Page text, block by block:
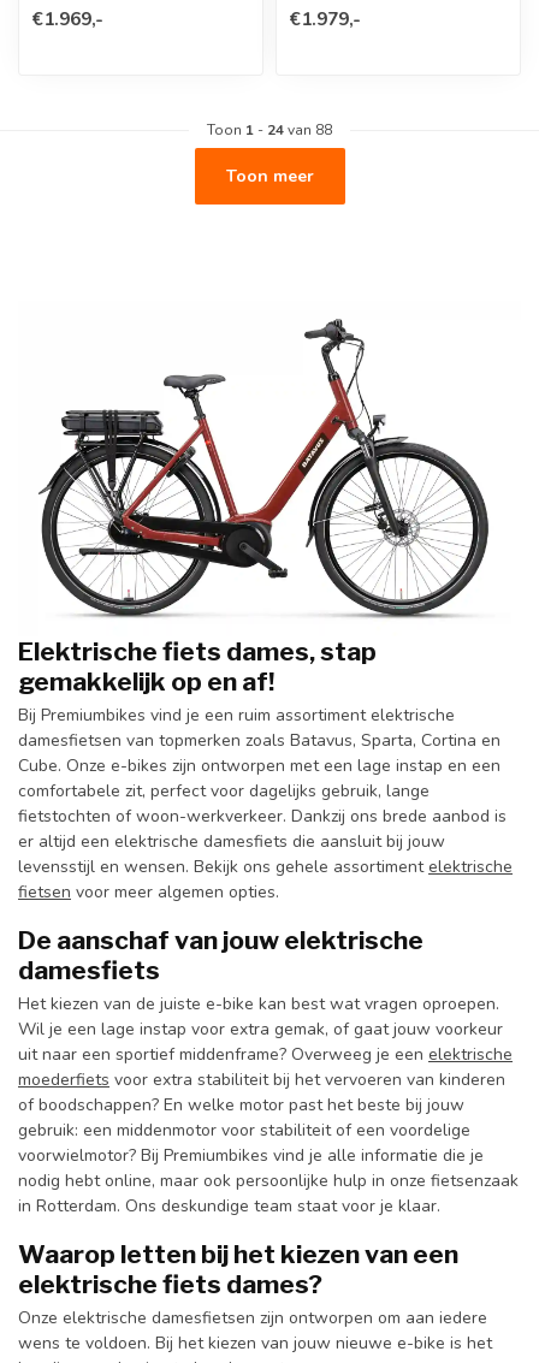
€1.969,-
€1.979,-
Toon 1 - 24van 88
Toon meer
Elektrische fiets dames, stap
gemakkelijk op en af!
Bij Premiumbikes vind je een ruim assortiment elektrische
damesfietsen van topmerken zoals Batavus, Sparta, Cortina en
Cube. Onze e-bikes zijn ontworpen met een lage instap en een
comfortabele zit, perfect voor dagelijks gebruik, lange
fietstochten of woon-werkverkeer. Dankzij ons brede aanbod is
er altijd een elektrische damesfiets die aansluit bij jouw
levensstijl en wensen. Bekijk ons gehele assortimentelektrische
fietsen voor meer algemen opties.
De aanschaf van jouw elektrische
damesfiets
Het kiezen van de juiste e-bike kan best wat vragen oproepen.
Wil je een lage instap voor extra gemak, of gaat jouw voorkeur
uit naar een sportief middenframe? Overweeg je een elektrische
moederfiets voor extra stabiliteit bij het vervoeren van kinderen
of boodschappen? En welke motor past het beste bij jouw
gebruik: een middenmotor voor stabiliteit of een voordelige
voorwielmotor? Bij Premiumbikes vind je alle informatie die je
nodig hebt online, maar ook persoonlijke hulp in onze fietsenzaak
in Rotterdam. Ons deskundige team staat voor je klaar.
Waarop letten bij het kiezen van een
elektrische fiets dames?
Onze elektrische damesfietsen zijn ontworpen om aan iedere
wens te voldoen. Bij het kiezen van jouw nieuwe e-bike is het